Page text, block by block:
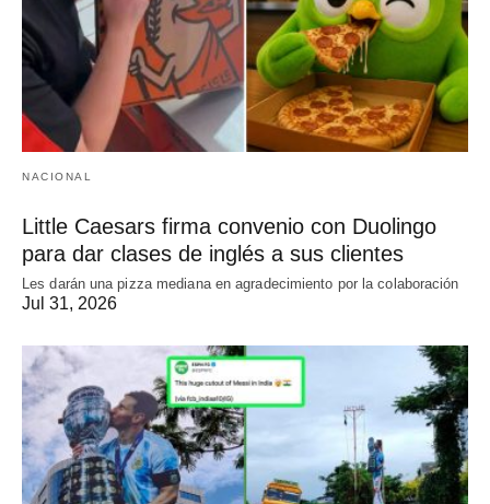
NACIONAL
Little Caesars firma convenio con Duolingo
para dar clases de inglés a sus clientes
Les darán una pizza mediana en agradecimiento por la colaboración
Jul 31, 2026